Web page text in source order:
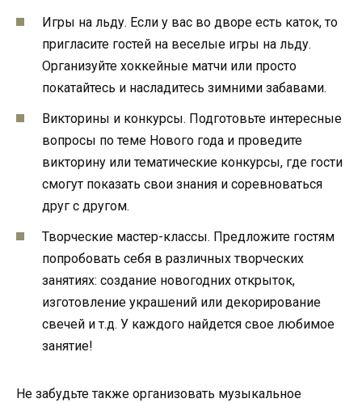
Игры на льду. Если у вас во дворе есть каток, то
пригласите гостей на веселые игры на льду.
Организуйте хоккейные матчи или просто
покатайтесь и насладитесь зимними забавами.
Викторины и конкурсы. Подготовьте интересные
вопросы по теме Нового года и проведите
викторину или тематические конкурсы, где гости
смогут показать свои знания и соревноваться
друг с другом.
Творческие мастер-классы. Предложите гостям
попробовать себя в различных творческих
занятиях: создание новогодних открыток,
изготовление украшений или декорирование
свечей и т.д. У каждого найдется свое любимое
занятие!
Не забудьте также организовать музыкальное